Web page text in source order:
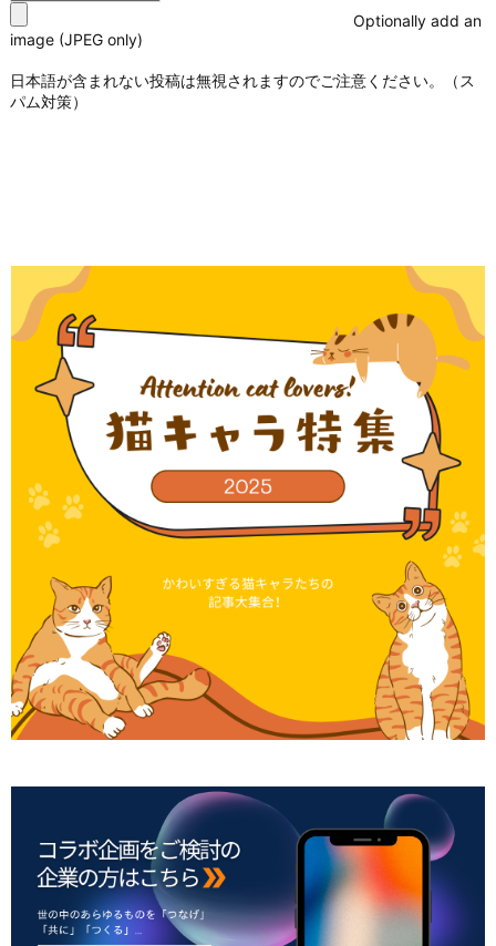
Optionally add an
image (JPEG only)
日本語が含まれない投稿は無視されますのでご注意ください。（ス
パム対策）